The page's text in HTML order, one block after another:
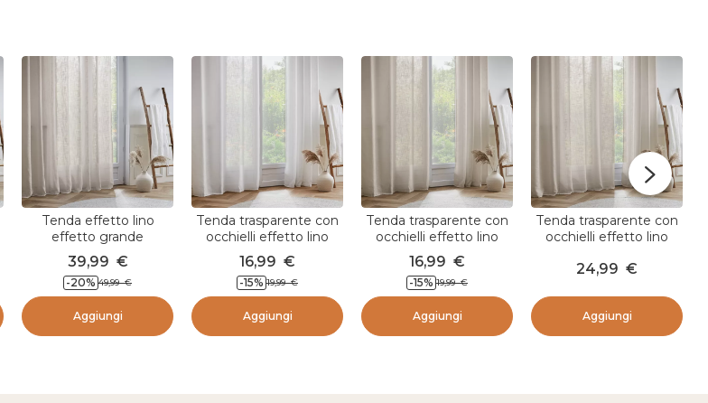
Tenda effetto lino
effetto grande
larghezza (400 x 240
cm) Robin Tortora
39,99 €
-20% 49,99 €
Aggiungi
Tenda trasparente con
occhielli effetto lino
(140 x 280 cm) Robin
Bianco
16,99 €
-15% 19,99 €
Aggiungi
Tenda trasparente con
occhielli effetto lino
(140 x 280 cm) Robin
Beige
16,99 €
-15% 19,99 €
Aggiungi
Tenda trasparente con
occhielli effetto lino
Beige
24,99 €
Aggiungi